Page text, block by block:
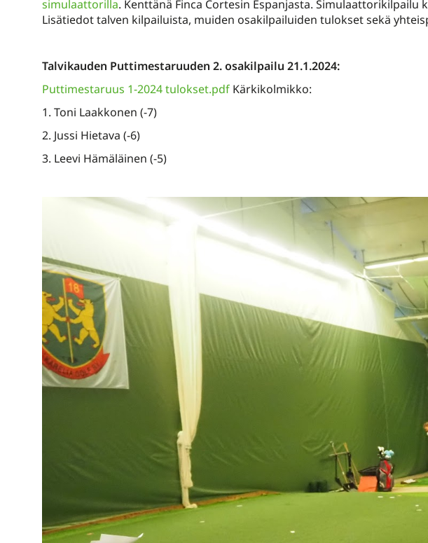
simulaattorilla. Kenttänä Finca Cortesin Espanjasta.
Lisätiedot talven kilpailuista, muiden osakilpailuiden tulokset sekä
Talvikauden Puttimestaruuden 2. osakilpailu 21.1.2024:
Puttimestaruus 1-2024 tulokset.pdf Kärkikolmikko:
1. Toni Laakkonen (-7)
2. Jussi Hietava (-6)
3. Leevi Hämäläinen (-5)